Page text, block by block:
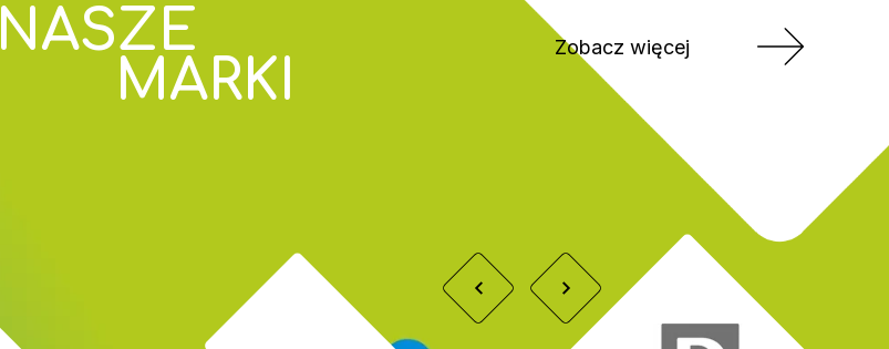
NASZE
MARKI
Zobacz więcej